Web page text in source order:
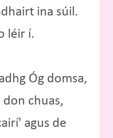
ina súil.
léir í.
Óg domsa,
chuas,
agus de